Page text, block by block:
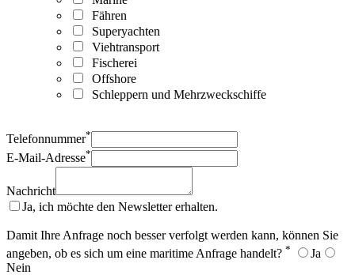
Fähren
Superyachten
Viehtransport
Fischerei
Offshore
Schleppern und Mehrzweckschiffe
Telefonnummer*
E-Mail-Adresse*
Nachricht
Ja, ich möchte den Newsletter erhalten.
Damit Ihre Anfrage noch besser verfolgt werden kann, können Sie
angeben, ob es sich um eine maritime Anfrage handelt? *
Ja
Nein